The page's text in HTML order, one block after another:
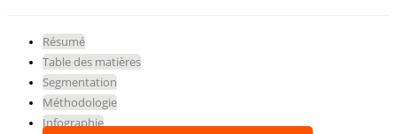
Résumé
Table des matières
Segmentation
Méthodologie
Infographie